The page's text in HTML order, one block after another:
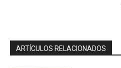
ARTÍCULOS RELACIONADOS